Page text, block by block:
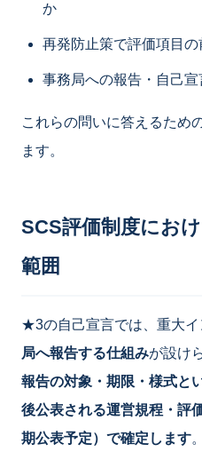
か
再発防止策で評価項目
事務局への報告・自己
これらの問いに答えるため
ます。
SCS評価制度にお
範囲
★3の自己宣言では、重大イ
局へ報告する仕組みが設け
報告の対象・期限・様式と
後公表される運営規程・評
期公表予定）で確定します